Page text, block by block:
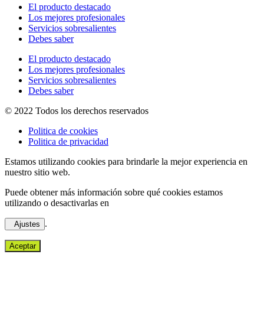
El producto destacado
Los mejores profesionales
Servicios sobresalientes
Debes saber
El producto destacado
Los mejores profesionales
Servicios sobresalientes
Debes saber
© 2022 Todos los derechos reservados
Politica de cookies
Politica de privacidad
Estamos utilizando cookies para brindarle la mejor experiencia en
nuestro sitio web.
Puede obtener más información sobre qué cookies estamos
utilizando o desactivarlas en
Ajustes .
Aceptar